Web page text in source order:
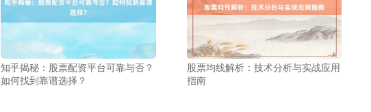
知乎揭秘：股票配资平台可靠与否？
如何找到靠谱选择？
股票均线解析：技术分析与实战应用
指南